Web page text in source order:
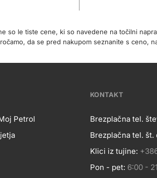
so le tiste cene, ki so navedene na točilni
da se pred nakupom seznanite s ceno,
Petrol
KONTAKT
Brezplačna tel.
Brezplačna tel. št.
Klici iz tujine:
Pon - pet: 6:00 -